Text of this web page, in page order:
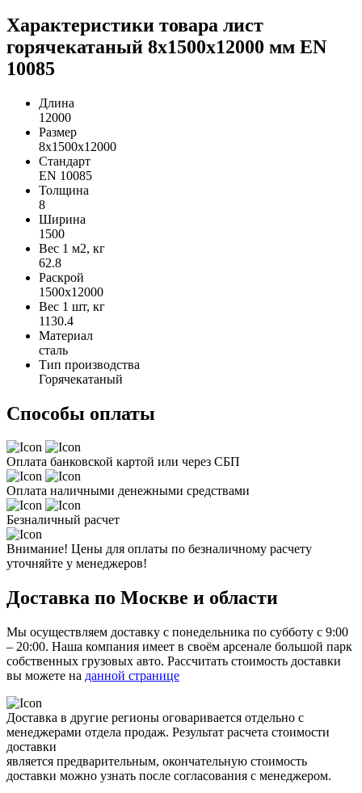
Характеристики товара лист
горячекатаный 8х1500х12000 мм EN
10085
Длина
12000
Размер
8х1500х12000
Стандарт
EN 10085
Толщина
8
Ширина
1500
Вес 1 м2, кг
62.8
Раскрой
1500х12000
Вес 1 шт, кг
1130.4
Материал
сталь
Тип производства
Горячекатаный
Способы оплаты
Оплата банковской картой или через СБП
Оплата наличными денежными средствами
Безналичный расчет
Внимание! Цены для оплаты по безналичному расчету
уточняйте у менеджеров!
Доставка по Москве и области
Мы осуществляем доставку с понедельника по субботу с 9:00
– 20:00. Наша компания имеет в своём арсенале большой парк
собственных грузовых авто. Рассчитать стоимость доставки
вы можете на данной странице
Доставка в другие регионы оговаривается отдельно с
менеджерами отдела продаж. Результат расчета стоимости
доставки
является предварительным, окончательную стоимость
доставки можно узнать после согласования с менеджером.